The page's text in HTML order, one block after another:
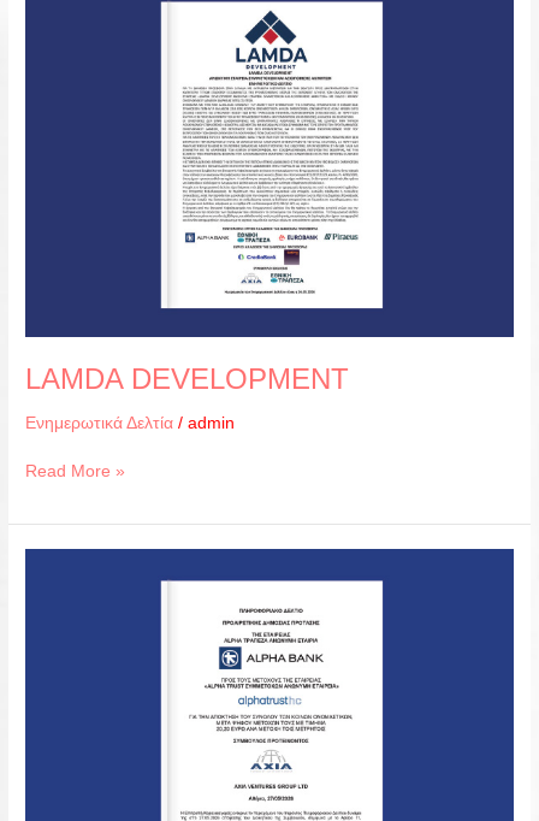
LAMDA DEVELOPMENT
Ενημερωτικά Δελτία /admin
Read More »